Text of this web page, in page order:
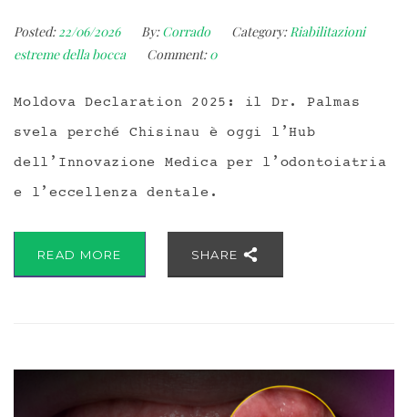
Posted: 22/06/2026 By: Corrado Category:Riabilitazioni
estreme della bocca
Comment:0
Moldova Declaration 2025: il Dr. Palmas
svela perché Chisinau è oggi l’Hub
dell’Innovazione Medica per l’odontoiatria
e l’eccellenza dentale.
READ MORE SHARE